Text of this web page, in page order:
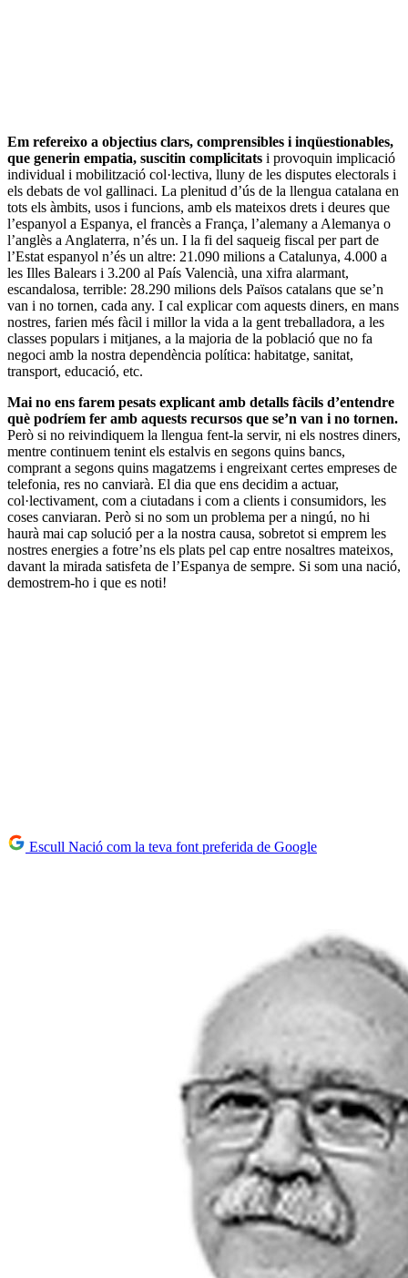
Em refereixo a objectius clars, comprensibles i inqüestionables,
que generin empatia, suscitin complicitats i provoquin implicació
individual i mobilització col·lectiva, lluny de les disputes electorals i
els debats de vol gallinaci. La plenitud d’ús de la llengua catalana en
tots els àmbits, usos i funcions, amb els mateixos drets i deures que
l’espanyol a Espanya, el francès a França, l’alemany a Alemanya o
l’anglès a Anglaterra, n’és un. I la fi del saqueig fiscal per part de
l’Estat espanyol n’és un altre: 21.090 milions a Catalunya, 4.000 a
les Illes Balears i 3.200 al País Valencià, una xifra alarmant,
escandalosa, terrible: 28.290 milions dels Països catalans que se’n
van i no tornen, cada any. I cal explicar com aquests diners, en mans
nostres, farien més fàcil i millor la vida a la gent treballadora, a les
classes populars i mitjanes, a la majoria de la població que no fa
negoci amb la nostra dependència política: habitatge, sanitat,
transport, educació, etc.
Mai no ens farem pesats explicant amb detalls fàcils d’entendre
què podríem fer amb aquests recursos que se’n van i no tornen.
Però si no reivindiquem la llengua fent-la servir, ni els nostres diners,
mentre continuem tenint els estalvis en segons quins bancs,
comprant a segons quins magatzems i engreixant certes empreses de
telefonia, res no canviarà. El dia que ens decidim a actuar,
col·lectivament, com a ciutadans i com a clients i consumidors, les
coses canviaran. Però si no som un problema per a ningú, no hi
haurà mai cap solució per a la nostra causa, sobretot si emprem les
nostres energies a fotre’ns els plats pel cap entre nosaltres mateixos,
davant la mirada satisfeta de l’Espanya de sempre. Si som una nació,
demostrem-ho i que es noti!
Escull Nació com la teva font preferida de Google